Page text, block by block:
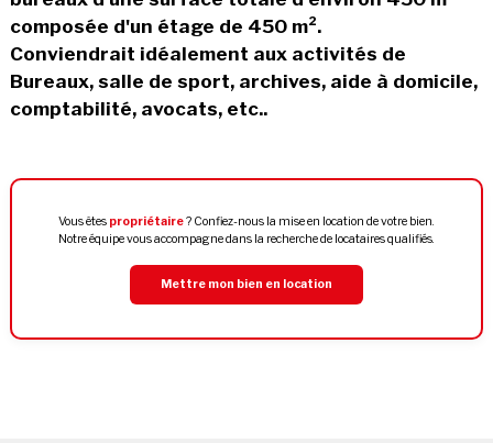
composée d'un étage de 450 m².
Conviendrait idéalement aux activités de
Bureaux, salle de sport, archives, aide à domicile,
comptabilité, avocats, etc..
Vous êtes propriétaire? Confiez-nous la mise en location de votre bien.
Notre équipe vous accompagne dans la recherche de locataires qualifiés.
Mettre mon bien en location